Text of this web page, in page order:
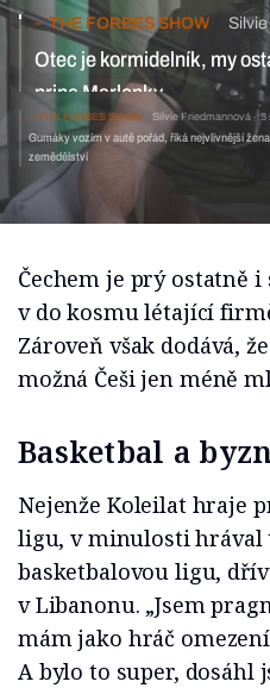
THE FORBES SHOW
Otec je kormidelník, my
princ Marlenky
THE FORBES SHOW Silvie Friedmannová 3
Gumáky vozím v autě pořád, říká nejvlivnější
zemědělství
Čechem je prý ostatně
v do kosmu létající
Zároveň však dodává,
možná Češi jen méně
Basketbal a
Nejenže Koleilat hraje
ligu, v minulosti hrával
basketbalovou ligu,
v Libanonu. „Jsem
mám jako hráč
A bylo to super, dosáhl